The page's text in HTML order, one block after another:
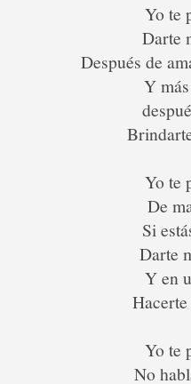
Yo te
Darte
Después de
Y
Yo te
De
Si
Darte
Y en
Yo te
No